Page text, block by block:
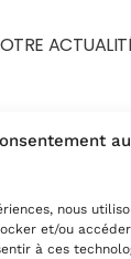
nous
et/ou
à ces